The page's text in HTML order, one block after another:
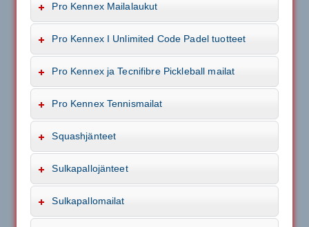
Pro Kennex Mailalaukut
Pro Kennex I Unlimited Code Padel tuotteet
Pro Kennex ja Tecnifibre Pickleball mailat
Pro Kennex Tennismailat
Squashjänteet
Sulkapallojänteet
Sulkapallomailat